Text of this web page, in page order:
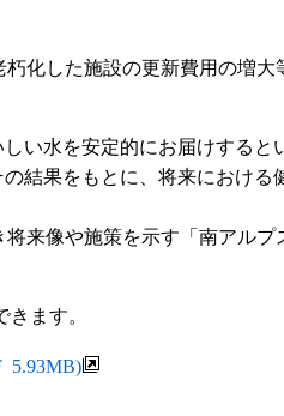
化した施設の更新費用の増
水を安定的にお届けすると
結果をもとに、将来におけ
来像や施策を示す「南アルプ
ます。
5.93MB)